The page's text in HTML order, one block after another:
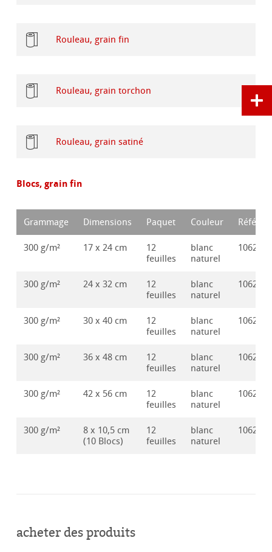
Rouleau, grain fin
Rouleau, grain torchon
Rouleau, grain satiné
Blocs, grain fin
Grammage Dimensions Paquet Couleur
300 g/m² 17 x 24 cm
12
feuilles
blanc
naturel
300 g/m² 24 x 32 cm
12
feuilles
blanc
naturel
300 g/m² 30 x 40 cm
12
feuilles
blanc
naturel
300 g/m² 36 x 48 cm
12
feuilles
blanc
naturel
300 g/m² 42 x 56 cm
12
feuilles
blanc
naturel
300 g/m²
8 x 10,5 cm
(10 Blocs)
12
feuilles
blanc
naturel
acheter des produits